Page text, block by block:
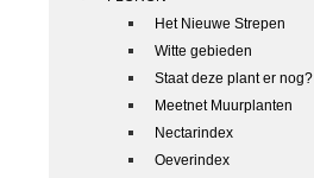
Het Nieuwe Strepen
Witte gebieden
Staat deze plant er nog?
Meetnet Muurplanten
Nectarindex
Oeverindex